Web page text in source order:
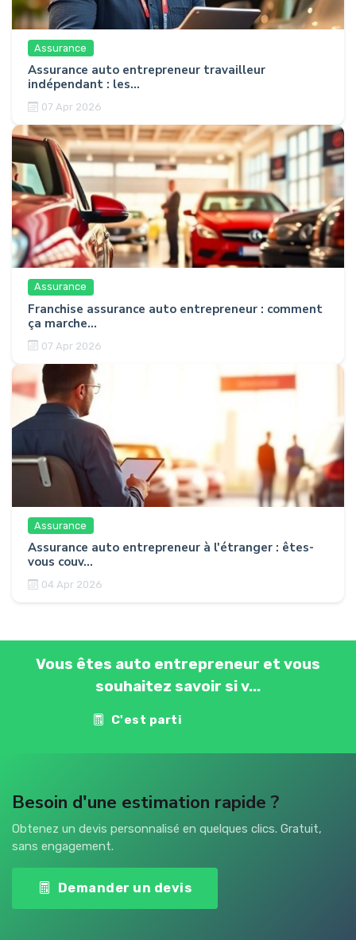
Assurance
Assurance auto entrepreneur travailleur
indépendant : les...
07 Apr 2026
Assurance
Franchise assurance auto entrepreneur : comment
ça marche...
07 Apr 2026
Assurance
Assurance auto entrepreneur à l'étranger : êtes-
vous couv...
04 Apr 2026
Vous êtes auto entrepreneur et vous
souhaitez savoir si v...
C'est parti
Besoin d'une estimation rapide ?
Obtenez un devis personnalisé en quelques clics. Gratuit,
sans engagement.
Demander un devis